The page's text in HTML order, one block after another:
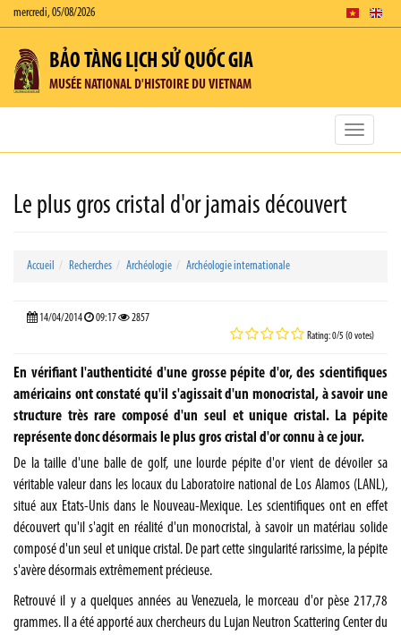
mercredi, 05/08/2026
BẢO TÀNG LỊCH SỬ QUỐC GIA
MUSÉE NATIONAL D'HISTOIRE DU VIETNAM
Toggle
Le plus gros cristal d'or jamais découvert
Accueil Recherches Archéologie Archéologie internationale
14/04/2014 09:17 2857
Rating: 0/5 (0 votes)
En vérifiant l'authenticité d'une grosse pépite d'or, des scientifiques
américains ont constaté qu'il s'agissait d'un monocristal, à savoir une
structure très rare composé d'un seul et unique cristal. La pépite
représente donc désormais le plus gros cristal d'or connu à ce jour.
De la taille d'une balle de golf, une lourde pépite d'or vient de dévoiler sa
véritable valeur dans les locaux du Laboratoire national de Los Alamos (LANL),
situé aux Etats-Unis dans le Nouveau-Mexique. Les scientifiques ont en effet
découvert qu'il s'agit en réalité d'un monocristal, à savoir un matériau solide
composé d'un seul et unique cristal. De part cette singularité rarissime, la pépite
s'avère désormais extrêmement précieuse.
Retrouvé il y a quelques années au Venezuela, le morceau d'or pèse 217,78
grammes. Il a été apporté aux chercheurs du Lujan Neutron Scattering Center du